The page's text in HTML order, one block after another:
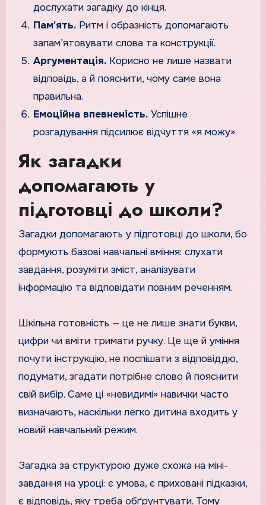
дослухати загадку до кінця.
Пам’ять. Ритм і образність допомагають
запам’ятовувати слова та конструкції.
Аргументація. Корисно не лише назвати
відповідь, а й пояснити, чому саме вона
правильна.
Емоційна впевненість. Успішне
розгадування підсилює відчуття «я можу».
Як загадки
допомагають у
підготовці до школи?
Загадки допомагають у підготовці до школи, бо
формують базові навчальні вміння: слухати
завдання, розуміти зміст, аналізувати
інформацію та відповідати повним реченням.
Шкільна готовність — це не лише знати букви,
цифри чи вміти тримати ручку. Це ще й уміння
почути інструкцію, не поспішати з відповіддю,
подумати, згадати потрібне слово й пояснити
свій вибір. Саме ці «невидимі» навички часто
визначають, наскільки легко дитина входить у
новий навчальний режим.
Загадка за структурою дуже схожа на міні-
завдання на уроці: є умова, є приховані підказки,
є відповідь, яку треба обґрунтувати. Тому